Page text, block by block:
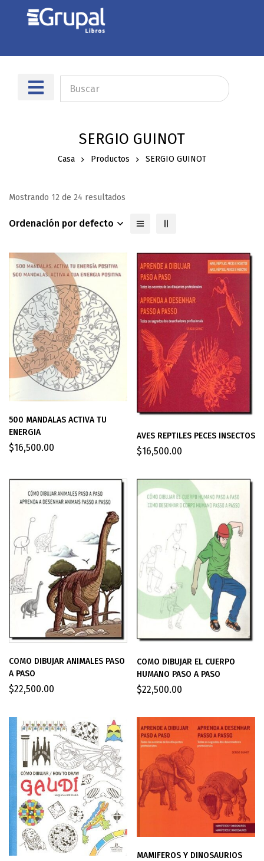
SERGIO GUINOT
Casa Productos SERGIO GUINOT
Mostrando 12 de 24 resultados
Ordenación por defecto
500 MANDALAS ACTIVA TU
ENERGIA
$16,500.00
AVES REPTILES PECES INSECTOS
$16,500.00
COMO DIBUJAR ANIMALES PASO
A PASO
$22,500.00
COMO DIBUJAR EL CUERPO
HUMANO PASO A PASO
$22,500.00
MAMIFEROS Y DINOSAURIOS